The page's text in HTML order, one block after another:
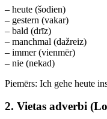
– heute (šodien)
– gestern (vakar)
– bald (drīz)
– manchmal (dažreiz)
– immer (vienmēr)
– nie (nekad)
Piemērs: Ich gehe heute
2. Vietas adverbi